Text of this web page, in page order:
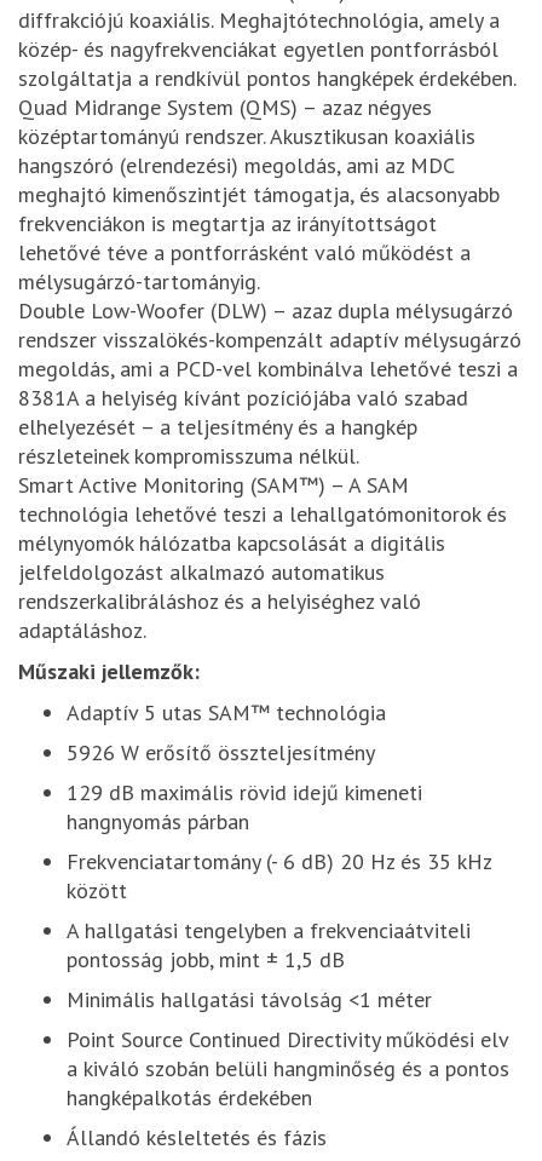
diffrakciójú koaxiális. Meghajtótechnológia, amely a
közép- és nagyfrekvenciákat egyetlen pontforrásból
szolgáltatja a rendkívül pontos hangképek érdekében.
Quad Midrange System (QMS) – azaz négyes
középtartományú rendszer. Akusztikusan koaxiális
hangszóró (elrendezési) megoldás, ami az MDC
meghajtó kimenőszintjét támogatja, és alacsonyabb
frekvenciákon is megtartja az irányítottságot
lehetővé téve a pontforrásként való működést a
mélysugárzó-tartományig.
Double Low-Woofer (DLW) – azaz dupla mélysugárzó
rendszer visszalökés-kompenzált adaptív mélysugárzó
megoldás, ami a PCD-vel kombinálva lehetővé teszi a
8381A a helyiség kívánt pozíciójába való szabad
elhelyezését – a teljesítmény és a hangkép
részleteinek kompromisszuma nélkül.
Smart Active Monitoring (SAM™) – A SAM
technológia lehetővé teszi a lehallgatómonitorok és
mélynyomók hálózatba kapcsolását a digitális
jelfeldolgozást alkalmazó automatikus
rendszerkalibráláshoz és a helyiséghez való
adaptáláshoz.
Műszaki jellemzők:
Adaptív 5 utas SAM™ technológia
5926 W erősítő összteljesítmény
129 dB maximális rövid idejű kimeneti
hangnyomás párban
Frekvenciatartomány (- 6 dB) 20 Hz és 35 kHz
között
A hallgatási tengelyben a frekvenciaátviteli
pontosság jobb, mint ± 1,5 dB
Minimális hallgatási távolság <1 méter
Point Source Continued Directivity működési elv
a kiváló szobán belüli hangminőség és a pontos
hangképalkotás érdekében
Állandó késleltetés és fázis